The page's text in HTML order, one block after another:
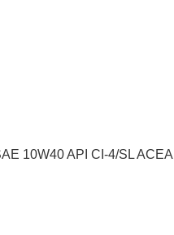
10W40 API CI-4/SL ACEA